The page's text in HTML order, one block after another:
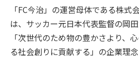
「FC今治」の運営母体である株式
は、サッカー元日本代表監督の岡
「次世代のため物の豊かさより、
る社会創りに貢献する」の企業理